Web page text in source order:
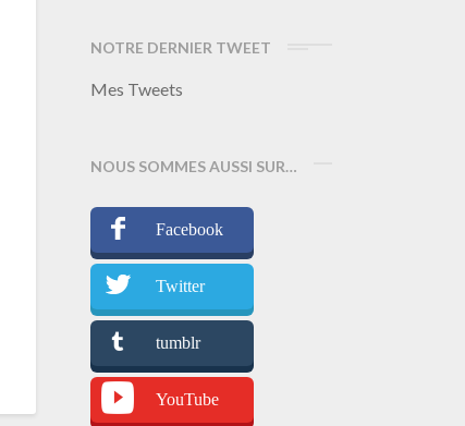
NOTRE DERNIER TWEET
Mes Tweets
NOUS SOMMES AUSSI SUR…
Facebook
Twitter
tumblr
YouTube